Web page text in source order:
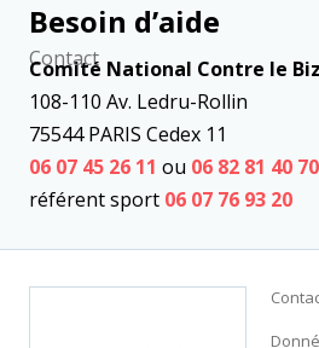
Besoin d’aide
Contact
Comité National Contre le
108-110 Av. Ledru-Rollin
75544 PARIS Cedex 11
06 07 45 26 11 ou 06 82 81 40 70
référent sport 06 07 76 93 20